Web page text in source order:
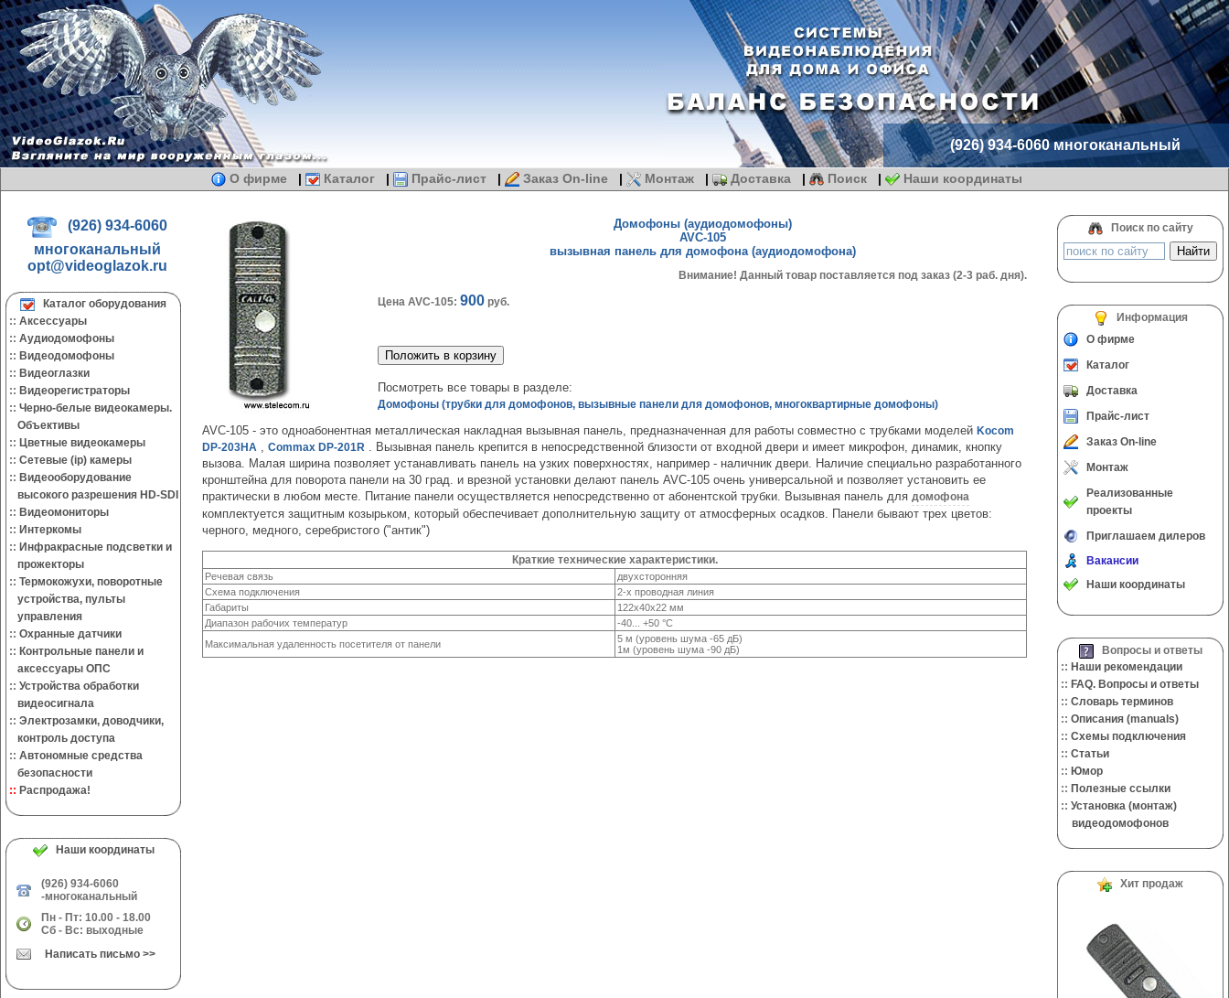
(926) 934-6060 многоканальный
О фирме | Каталог | Прайс-лист | Заказ On-line | Монтаж | Доставка | Поиск | Наши координаты
(926) 934-6060
многоканальный
opt@videoglazok.ru
Каталог оборудования
:: Аксессуары
:: Аудиодомофоны
:: Видеодомофоны
:: Видеоглазки
:: Видеорегистраторы
:: Черно-белые видеокамеры.
Объективы
:: Цветные видеокамеры
:: Сетевые (ip) камеры
:: Видеооборудование
высокого разрешения HD-SDI
:: Видеомониторы
:: Интеркомы
:: Инфракрасные подсветки и
прожекторы
:: Термокожухи, поворотные
устройства, пульты
управления
:: Охранные датчики
:: Контрольные панели и
аксессуары ОПС
:: Устройства обработки
видеосигнала
:: Электрозамки, доводчики,
контроль доступа
:: Автономные средства
безопасности
:: Распродажа!
Наши координаты
(926) 934-6060
-многоканальный
Пн - Пт: 10.00 - 18.00
Сб - Вс: выходные
Написать письмо >>
Домофоны (аудиодомофоны)
AVC-105
вызывная панель для домофона (аудиодомофона)
Внимание! Данный товар поставляется под заказ (2-3 раб. дня).
Цена AVC-105: 900 руб.
Посмотреть все товары в разделе:
Домофоны (трубки для домофонов, вызывные панели для домофонов, многоквартирные домофоны)
AVC-105 - это одноабонентная металлическая накладная вызывная панель, предназначенная для работы совместно с трубками моделей Kocom
DP-203HA , Commax DP-201R . Вызывная панель крепится в непосредственной близости от входной двери и имеет микрофон, динамик, кнопку
вызова. Малая ширина позволяет устанавливать панель на узких поверхностях, например - наличник двери. Наличие специально разработанного
кронштейна для поворота панели на 30 град. и врезной установки делают панель AVC-105 очень универсальной и позволяет установить ее
практически в любом месте. Питание панели осуществляется непосредственно от абонентской трубки. Вызывная панель для домофона
комплектуется защитным козырьком, который обеспечивает дополнительную защиту от атмосферных осадков. Панели бывают трех цветов:
черного, медного, серебристого ("антик")
Краткие технические характеристики.
Речевая связь
двухсторонняя
Схема подключения
2-х проводная линия
Габариты
122х40х22 мм
Диапазон рабочих температур
-40... +50 °С
Максимальная удаленность посетителя от панели
5 м (уровень шума -65 дБ)
1м (уровень шума -90 дБ)
Поиск по сайту
Информация
О фирме
Каталог
Доставка
Прайс-лист
Заказ On-line
Монтаж
Реализованные
проекты
Приглашаем дилеров
Вакансии
Наши координаты
Вопросы и ответы
:: Наши рекомендации
:: FAQ. Вопросы и ответы
:: Словарь терминов
:: Описания (manuals)
:: Cхемы подключения
:: Cтатьи
:: Юмор
:: Полезные ссылки
:: Установка (монтаж)
видеодомофонов
Хит продаж